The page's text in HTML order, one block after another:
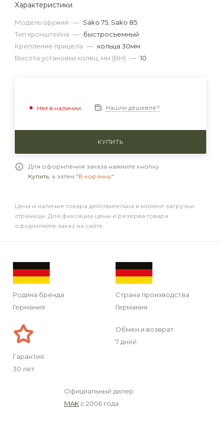
Характеристики
Модель оружия — Sako 75, Sako 85
Тип кронштейна — быстросъемный
Крепление прицела — кольца 30мм
Высота установки колец, мм (BH) — 10
Нет в наличии Нашли дешевле?
КУПИТЬ
Для оформления заказа нажмите кнопку
Купить, а затем "В корзину"
Цена и наличие товара действительна в момент загрузки
страницы. Для фиксации цены и резерва товара
оформляйте заказ на сайте.
Родина бренда
Германия
Страна производства
Германия
Гарантия
30 лет
Обмен и возврат
7 дней
Официальный дилер
MAK с 2006 года